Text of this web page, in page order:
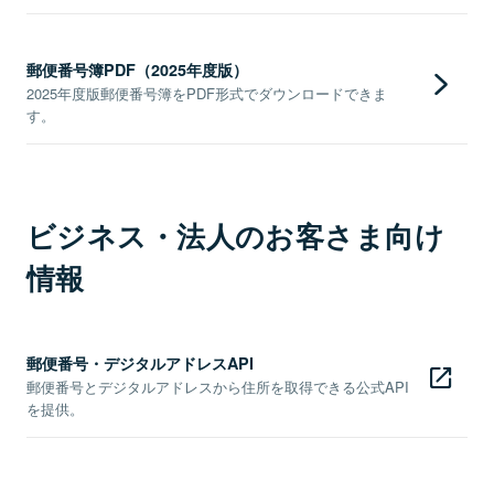
郵便番号簿PDF（2025年度版）
2025年度版郵便番号簿をPDF形式でダウンロードできま
す。
ビジネス・法人のお客さま向け
情報
郵便番号・デジタルアドレスAPI
郵便番号とデジタルアドレスから住所を取得できる公式API
を提供。